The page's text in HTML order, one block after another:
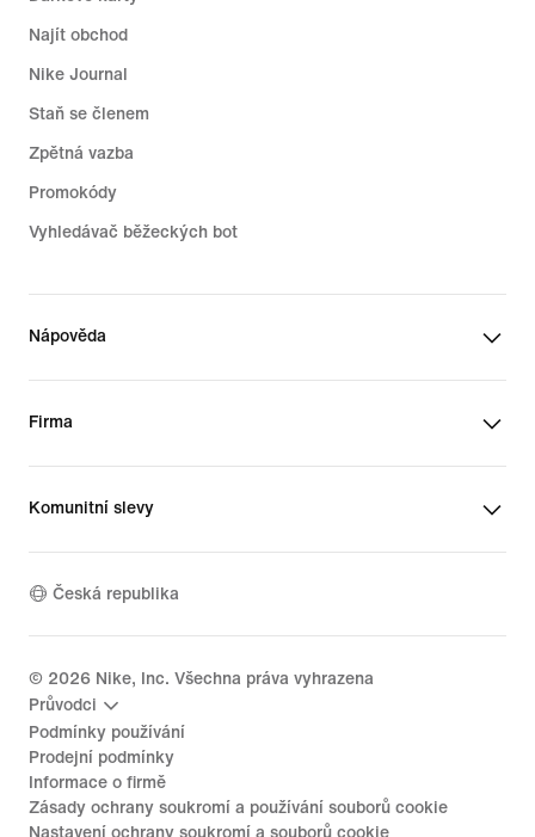
Najít obchod
Nike Journal
Staň se členem
Zpětná vazba
Promokódy
Vyhledávač běžeckých bot
Nápověda
Firma
Komunitní slevy
Česká republika
© 2026 Nike, Inc. Všechna práva vyhrazena
Průvodci
Podmínky používání
Prodejní podmínky
Informace o firmě
Zásady ochrany soukromí a používání souborů cookie
Nastavení ochrany soukromí a souborů cookie